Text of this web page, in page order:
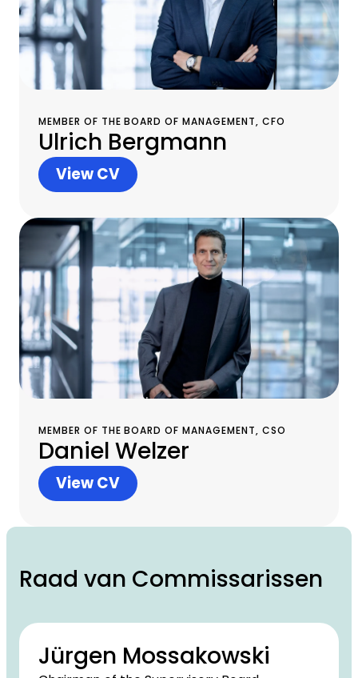
MEMBER OF THE BOARD OF MANAGEMENT, CFO
Ulrich Bergmann
View CV
MEMBER OF THE BOARD OF MANAGEMENT, CSO
Daniel Welzer
View CV
Raad van Commissarissen
Jürgen Mossakowski